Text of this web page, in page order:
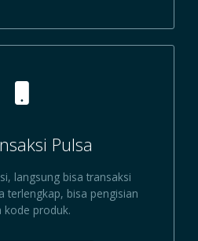
Pulsa
langsung bisa transaksi
terlengkap, bisa pengisian
kode produk.